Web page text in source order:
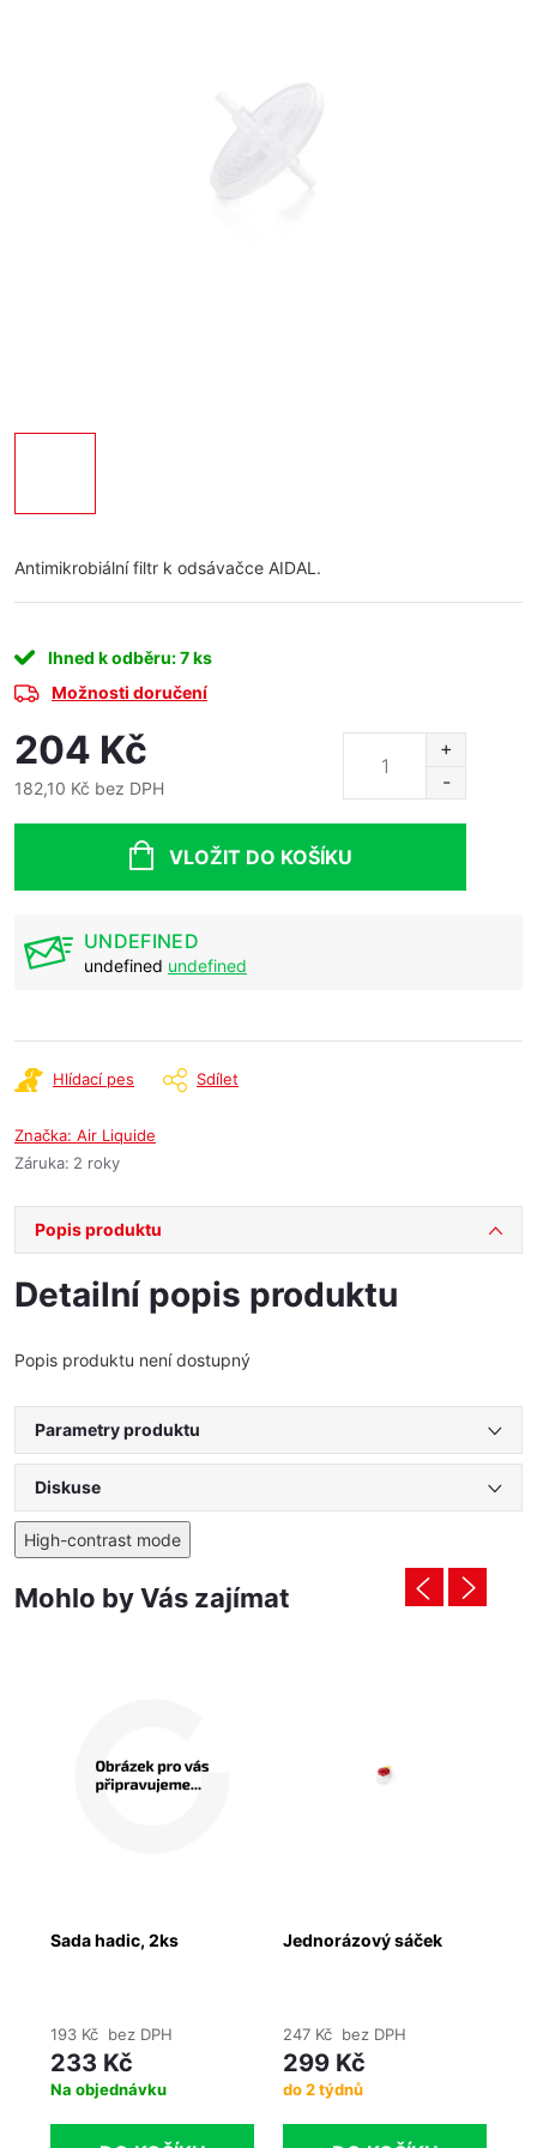
Antimikrobiální filtr k odsávačce AIDAL.
Ihned k odběru: 7 ks
Možnosti doručení
204 Kč
182,10 Kč bez DPH
VLOŽIT DO KOŠÍKU
UNDEFINED
undefined undefined
Hlídací pes Sdílet
Značka: Air Liquide
Záruka: 2 roky
Popis produktu
Detailní popis produktu
Popis produktu není dostupný
Parametry produktu
Diskuse
High-contrast mode
Mohlo by Vás zajímat
Sada hadic, 2ks
193 Kč bez DPH
233 Kč
Na objednávku
Jednorázový sáček
247 Kč bez DPH
299 Kč
do 2 týdnů